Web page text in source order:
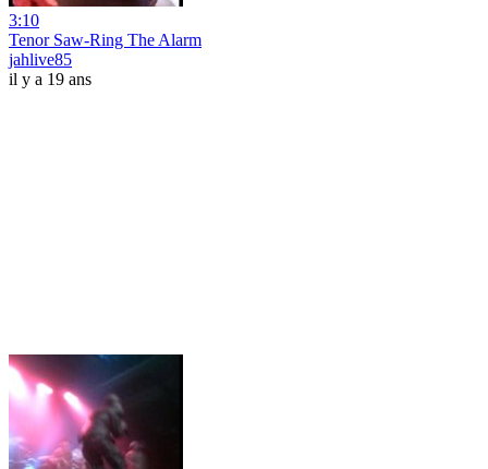
3:10
Tenor Saw-Ring The Alarm
jahlive85
il y a 19 ans